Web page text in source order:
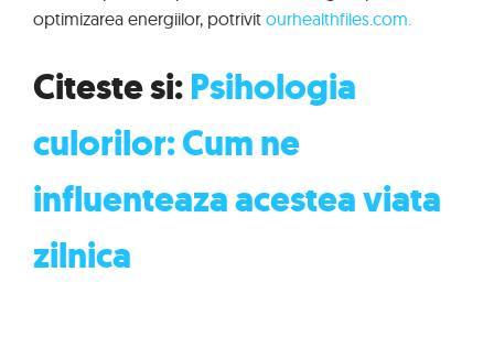
optimizarea energiilor, potrivit ourhealthfiles.com.
Citeste si:Psihologia
culorilor: Cum ne
influenteaza acestea viata
zilnica